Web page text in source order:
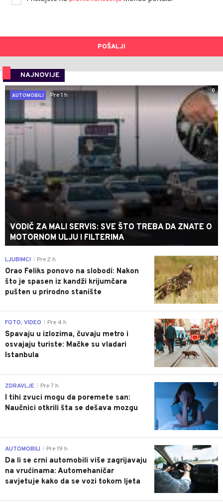
POŠALJI
NAJNOVIJE
0
AUTOMOBILI
Pre 1 h
VODIČ ZA MALI SERVIS: SVE ŠTO TREBA DA ZNATE O
MOTORNOM ULJU I FILTERIMA
0
LJUBIMCI Pre 2 h
Orao Feliks ponovo na slobodi: Nakon
što je spasen iz kandži krijumčara
pušten u prirodno stanište
0
FOTO, VIDEO Pre 4 h
Spavaju u izlozima, čuvaju metro i
osvajaju turiste: Mačke su vladari
Istanbula
0
ZDRAVLJE Pre 7 h
I tihi zvuci mogu da poremete san:
Naučnici otkrili šta se dešava mozgu
AUTOMOBILI Pre 19 h
Da li se crni automobili više zagrijavaju
na vrućinama: Automehaničar
savjetuje kako da se vozi tokom ljeta